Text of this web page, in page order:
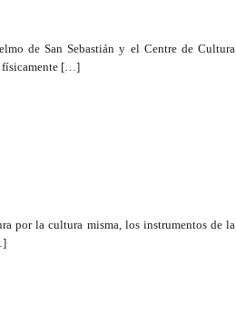
de San Sebastián y el Centre de Cultura
físicamente […]
por la cultura misma, los instrumentos de la